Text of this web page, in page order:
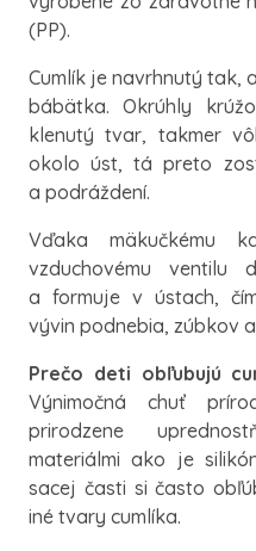
(PP).
Cumlík je navrhnutý tak,
bábätka. Okrúhly
klenutý tvar, takmer
okolo úst, tá preto
a podráždení.
Vďaka mäkučkému
vzduchovému ventilu
a formuje v ústach,
vývin podnebia, zúbkov
Prečo deti obľubujú
Výnimočná chuť
prirodzene
materiálmi ako je
sacej časti si často
iné tvary cumlíka.